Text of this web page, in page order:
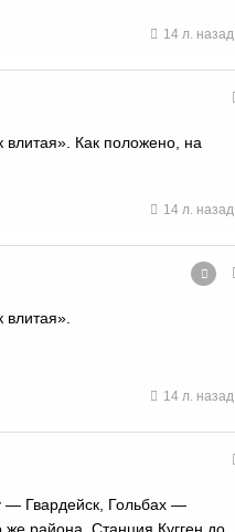
14 л. назад
Как положено, на
14 л. назад
14 л. назад
— Гвардейск, Гольбах —